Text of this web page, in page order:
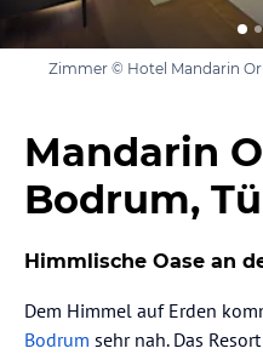
Zimmer © Hotel Mandarin
Mandarin
Bodrum,
Himmlische Oase an
Dem Himmel auf Erden
Bodrum sehr nah. Das